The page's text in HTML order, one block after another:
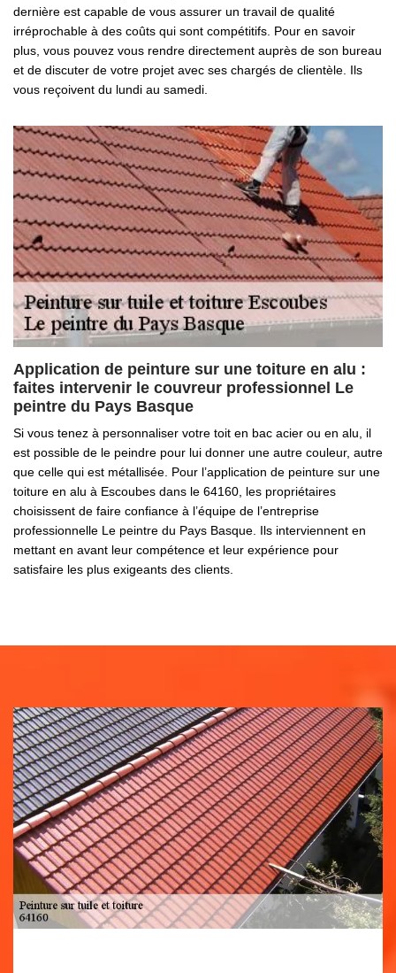
dernière est capable de vous assurer un travail de qualité
irréprochable à des coûts qui sont compétitifs. Pour en savoir
plus, vous pouvez vous rendre directement auprès de son bureau
et de discuter de votre projet avec ses chargés de clientèle. Ils
vous reçoivent du lundi au samedi.
Application de peinture sur une toiture en alu :
faites intervenir le couvreur professionnel Le
peintre du Pays Basque
Si vous tenez à personnaliser votre toit en bac acier ou en alu, il
est possible de le peindre pour lui donner une autre couleur, autre
que celle qui est métallisée. Pour l’application de peinture sur une
toiture en alu à Escoubes dans le 64160, les propriétaires
choisissent de faire confiance à l’équipe de l’entreprise
professionnelle Le peintre du Pays Basque. Ils interviennent en
mettant en avant leur compétence et leur expérience pour
satisfaire les plus exigeants des clients.